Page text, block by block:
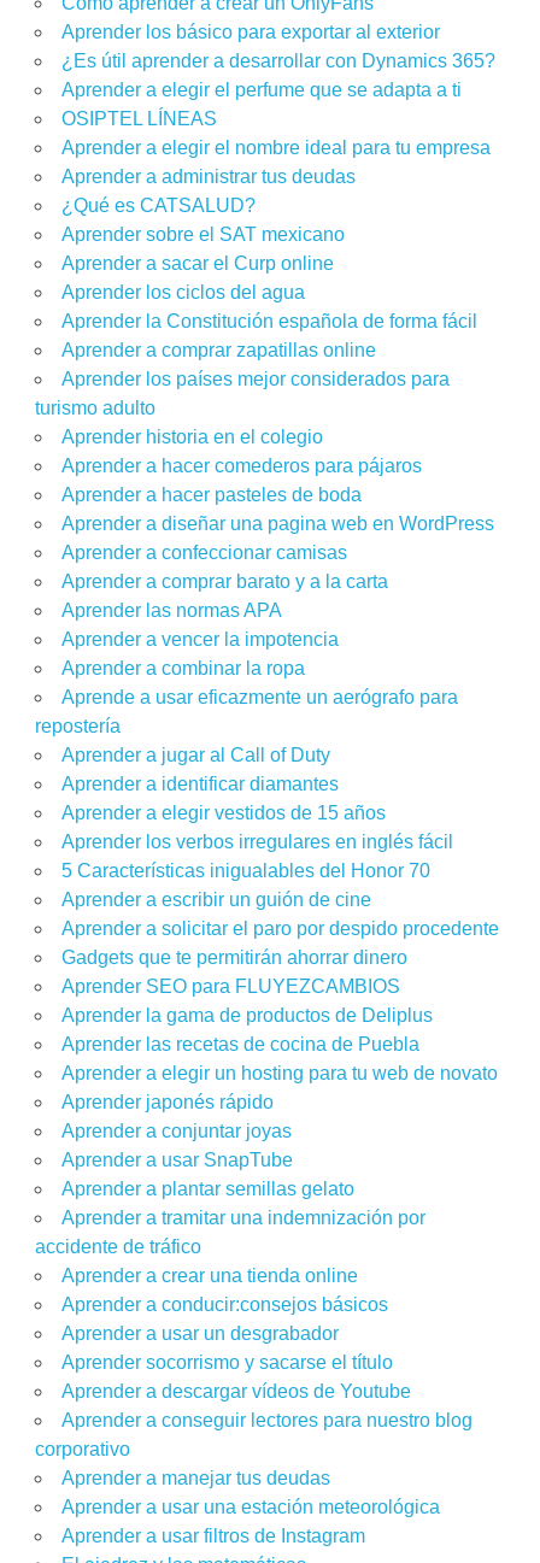
Aprender los básico para exportar al exterior
¿Es útil aprender a desarrollar con Dynamics 365?
Aprender a elegir el perfume que se adapta a ti
OSIPTEL LÍNEAS
Aprender a elegir el nombre ideal para tu empresa
Aprender a administrar tus deudas
¿Qué es CATSALUD?
Aprender sobre el SAT mexicano
Aprender a sacar el Curp online
Aprender los ciclos del agua
Aprender la Constitución española de forma fácil
Aprender a comprar zapatillas online
Aprender los países mejor considerados para
turismo adulto
Aprender historia en el colegio
Aprender a hacer comederos para pájaros
Aprender a hacer pasteles de boda
Aprender a diseñar una pagina web en WordPress
Aprender a confeccionar camisas
Aprender a comprar barato y a la carta
Aprender las normas APA
Aprender a vencer la impotencia
Aprender a combinar la ropa
Aprende a usar eficazmente un aerógrafo para
repostería
Aprender a jugar al Call of Duty
Aprender a identificar diamantes
Aprender a elegir vestidos de 15 años
Aprender los verbos irregulares en inglés fácil
5 Características inigualables del Honor 70
Aprender a escribir un guión de cine
Aprender a solicitar el paro por despido procedente
Gadgets que te permitirán ahorrar dinero
Aprender SEO para FLUYEZCAMBIOS
Aprender la gama de productos de Deliplus
Aprender las recetas de cocina de Puebla
Aprender a elegir un hosting para tu web de novato
Aprender japonés rápido
Aprender a conjuntar joyas
Aprender a usar SnapTube
Aprender a plantar semillas gelato
Aprender a tramitar una indemnización por
accidente de tráfico
Aprender a crear una tienda online
Aprender a conducir:consejos básicos
Aprender a usar un desgrabador
Aprender socorrismo y sacarse el título
Aprender a descargar vídeos de Youtube
Aprender a conseguir lectores para nuestro blog
corporativo
Aprender a manejar tus deudas
Aprender a usar una estación meteorológica
Aprender a usar filtros de Instagram